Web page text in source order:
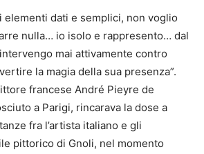
elementi dati e semplici, non voglio
nulla… io isolo e rappresento… dal
mai attivamente contro
la magia della sua presenza”.
francese André Pieyre de
a Parigi, rincarava la dose a
fra l’artista italiano e gli
pittorico di Gnoli, nel momento